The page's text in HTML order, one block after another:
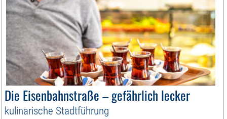
Die Eisenbahnstraße – gefährlich lecker
kulinarische Stadtführung